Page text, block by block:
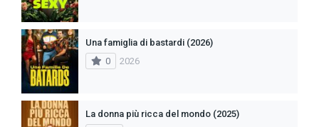
Una famiglia di bastardi (2026)
0
2026
La donna più ricca del mondo (2025)